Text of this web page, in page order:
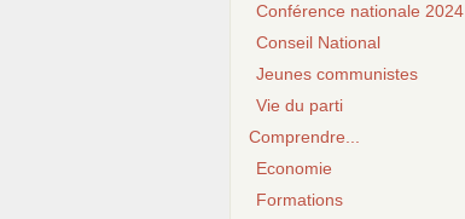
Conférence nationale 2024
Conseil National
Jeunes communistes
Vie du parti
Comprendre...
Economie
Formations